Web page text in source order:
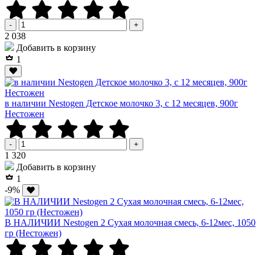
- +
2 038Р
Добавить в корзину
1
в наличии Nestogen Детское молочко 3, c 12 месяцев, 900г
Нестожен
- +
1 320Р
Добавить в корзину
1
-9%
В НАЛИЧИИ Nestogen 2 Сухая молочная смесь, 6-12мес, 1050
гр (Нестожен)